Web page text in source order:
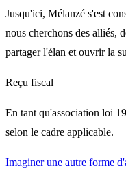
Jusqu'ici, Mélanzé s'est
nous cherchons des alliés,
partager l'élan et ouvrir la
Reçu fiscal
En tant qu'association loi
selon le cadre applicable.
Imaginer une autre forme